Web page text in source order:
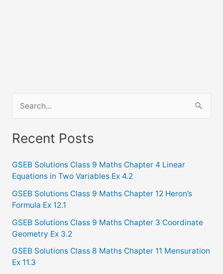
a
c
h
f
o
r
:
Recent Posts
GSEB Solutions Class 9 Maths Chapter 4 Linear
Equations in Two Variables Ex 4.2
GSEB Solutions Class 9 Maths Chapter 12 Heron’s
Formula Ex 12.1
GSEB Solutions Class 9 Maths Chapter 3 Coordinate
Geometry Ex 3.2
GSEB Solutions Class 8 Maths Chapter 11 Mensuration
Ex 11.3